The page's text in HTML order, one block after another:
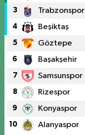
3 Trabzonspor
4 Beşiktaş
5 Göztepe
6 Başakşehir
7 Samsunspor
8 Rizespor
9 Konyaspor
10 Alanyaspor